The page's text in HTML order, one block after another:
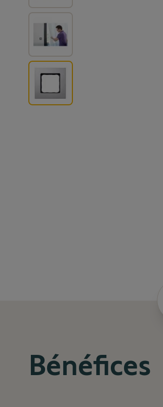
View larger image
Bénéfices